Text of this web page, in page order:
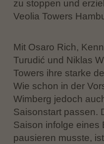
zu stoppen und
Veolia Towers
Mit Osaro Rich,
Turudić und Niklas
Towers ihre starke
Wie schon in der
Wimberg jedoch
Saisonstart passen.
Saison infolge eines
pausieren musste,